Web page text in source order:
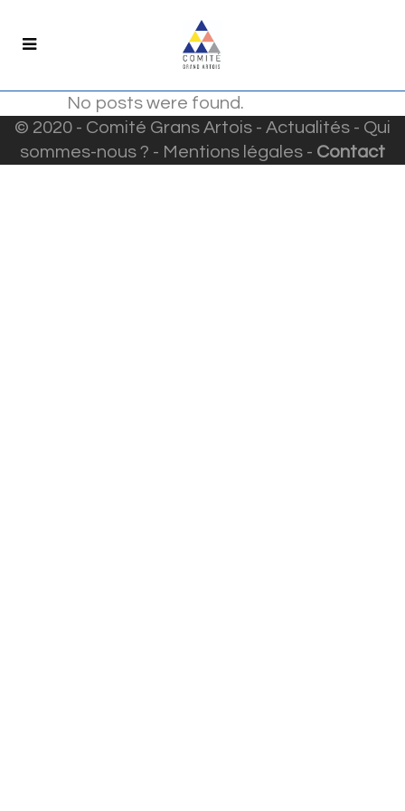
No posts were found.
© 2020 - Comité Grans Artois - Actualités - Qui
sommes-nous ? - Mentions légales - Contact